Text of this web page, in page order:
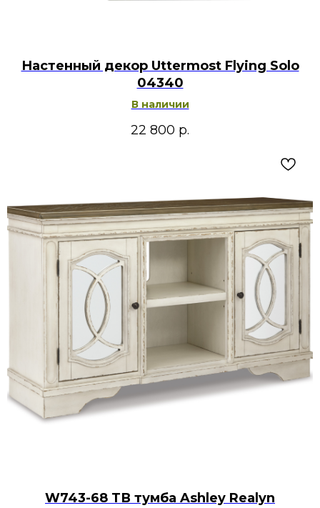
Настенный декор Uttermost Flying Solo
04340
В наличии
22 800 р.
W743-68 ТВ тумба Ashley Realyn